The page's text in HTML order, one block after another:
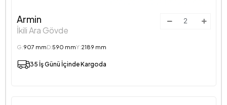
Armin
İkili Ara Gövde
G:907 mmD:590 mmY:2189 mm
35 İş Günü İçinde Kargoda